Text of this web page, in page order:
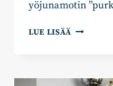
yöjunamotin
LUE LISÄÄ JAAKKO